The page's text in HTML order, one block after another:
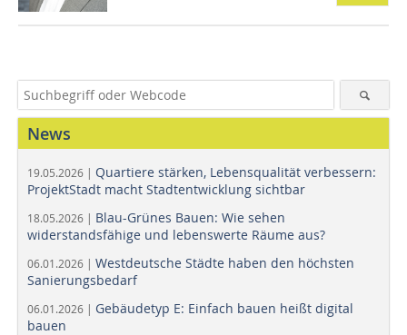
News
19.05.2026 | Quartiere stärken, Lebensqualität verbessern:
ProjektStadt macht Stadtentwicklung sichtbar
18.05.2026 | Blau-Grünes Bauen: Wie sehen
widerstandsfähige und lebenswerte Räume aus?
06.01.2026 | Westdeutsche Städte haben den höchsten
Sanierungsbedarf
06.01.2026 | Gebäudetyp E: Einfach bauen heißt digital
bauen